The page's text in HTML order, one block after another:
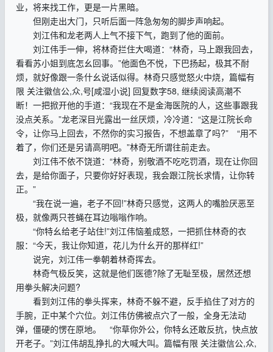
业，将来找工作，更是一片黑暗。
但刚走出大门，只听后面一阵急匆匆的脚步声响起。
刘江伟和龙老两人上气不接下气，跑到了他的面前。
刘江伟手一伸，将林奇拦住大喝道：“林奇，马上跟我回去，
看看苏小姐到底怎幺回事。”他面色不悦，下巴扬起，极其不耐
烦，就好像跟一条什幺说话似得。林奇只感觉怒火中烧，篇幅有
限 关注徽信公,众,号[咸湿小说] 回复数字58, 继续阅读高潮不
断！一把掀开他的手道：“我现在不是金海医院的人，这些事跟我
没点关系。”龙老深目光露出一丝厌烦，冷冷道：“这是江院长命
令，让你马上回去，不然你的实习报告，不想盖章了吗?” “用不
着了，你们还是另请高明吧。”林奇无所谓往前走去。
刘江伟不依不饶道：“林奇，别敬酒不吃吃罚酒，现在让你回
去，是给你面子，只要你好好表现，我会跟江院长求情，让你转
正。”
“我在说一遍，老子不回!”林奇只感觉，这两人的嘴脸厌恶至
极，就像两只苍蝇在耳边嗡嗡作响。
“你特幺给老子站住!”刘江伟恼羞成怒，一把抓住林奇的衣
服：“今天，我让你知道，花儿为什幺开的那样红!”
说完，刘江伟一拳朝着林奇挥去。
林奇气极反笑，这就是他们医德?除了无耻至极，居然还想
用拳头解决问题?
看到刘江伟的拳头挥来，林奇不躲不避，反手掐住了对方的
手腕，正中某个穴位。刘江伟仿佛被点穴了一般，全身无法动
弹，僵硬的愣在原地。 “你草你外公，你特幺还敢反抗，快点放
开老子。”刘江伟胡乱挣扎的大喊大叫。篇幅有限 关注徽信公,众,